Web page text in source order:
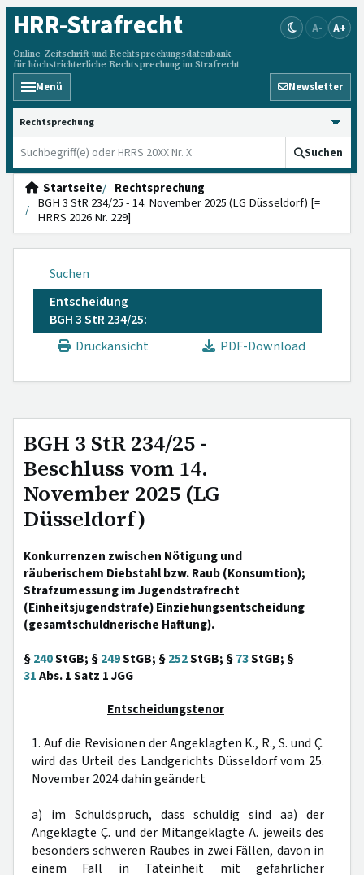
HRR-Strafrecht
Online-Zeitschrift und Rechtsprechungsdatenbank
für höchstrichterliche Rechtsprechung im Strafrecht
A- A+
Menü Newsletter
HRRS durchsuchen
Suchen
Startseite
Rechtsprechung
BGH 3 StR 234/25 - 14. November 2025 (LG Düsseldorf) [=
HRRS 2026 Nr. 229]
Suchen
Entscheidung
BGH 3 StR 234/25:
Druckansicht
PDF-Download
BGH 3 StR 234/25 -
Beschluss vom 14.
November 2025 (LG
Düsseldorf)
Konkurrenzen zwischen Nötigung und
räuberischem Diebstahl bzw. Raub (Konsumtion);
Strafzumessung im Jugendstrafrecht
(Einheitsjugendstrafe) Einziehungsentscheidung
(gesamtschuldnerische Haftung).
§240StGB; §249StGB; §252StGB; §73StGB; §
31Abs. 1 Satz 1 JGG
Entscheidungstenor
1. Auf die Revisionen der Angeklagten K., R., S. und Ç.
wird das Urteil des Landgerichts Düsseldorf vom 25.
November 2024 dahin geändert
a) im Schuldspruch, dass schuldig sind aa) der
Angeklagte Ç. und der Mitangeklagte A. jeweils des
besonders schweren Raubes in zwei Fällen, davon in
einem Fall in Tateinheit mit gefährlicher